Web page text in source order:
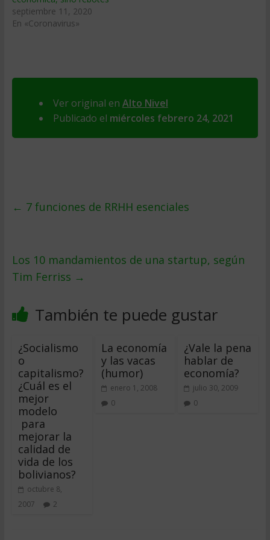
septiembre 11, 2020
En «Coronavirus»
Ver original en Alto Nivel
Publicado el miércoles febrero 24, 2021
← 7 funciones de RRHH esenciales
Los 10 mandamientos de una startup, según
Tim Ferriss →
También te puede gustar
¿Socialismo
o
capitalismo?
¿Cuál es el
mejor
modelo
para
mejorar la
calidad de
vida de los
bolivianos?
octubre 8,
2007
2
La economía
y las vacas
(humor)
enero 1, 2008
0
¿Vale la pena
hablar de
economía?
julio 30, 2009
0